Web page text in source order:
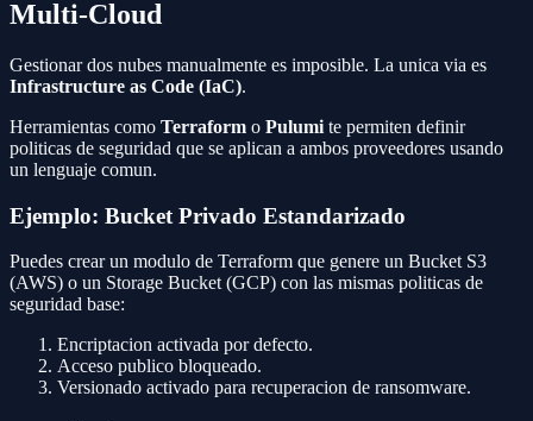
Multi-Cloud
Gestionar dos nubes manualmente es imposible. La unica via es
Infrastructure as Code (IaC).
Herramientas como Terraform o Pulumi te permiten definir
politicas de seguridad que se aplican a ambos proveedores usando
un lenguaje comun.
Ejemplo: Bucket Privado Estandarizado
Puedes crear un modulo de Terraform que genere un Bucket S3
(AWS) o un Storage Bucket (GCP) con las mismas politicas de
seguridad base:
Encriptacion activada por defecto.
Acceso publico bloqueado.
Versionado activado para recuperacion de ransomware.